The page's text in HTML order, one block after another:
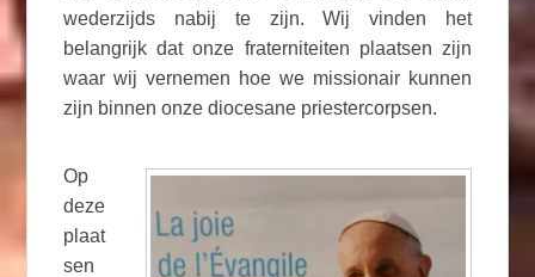
wederzijds nabij te zijn. Wij vinden het
belangrijk dat onze fraterniteiten plaatsen zijn
waar wij vernemen hoe we missionair kunnen
zijn binnen onze diocesane priestercorpsen.
Op
deze
plaat
sen